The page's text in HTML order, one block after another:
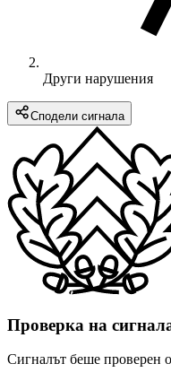
Други нарушения
Сподели сигнала
Проверка на
Сигналът беше проверен